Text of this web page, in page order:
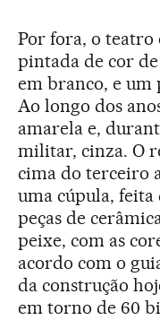
Por fora, o teatro
pintada de cor
em branco, e um
Ao longo dos
amarela e,
militar, cinza. O
cima do terceiro
uma cúpula, feita
peças de
peixe, com as
acordo com o
da construção
em torno de 60